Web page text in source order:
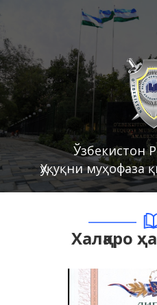
Ўзбекистон
Ҳуқуқни
Халқаро